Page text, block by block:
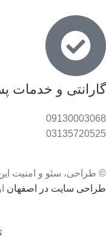
گارانتی و
09130003068
03135720525
© طراحی، سئو و امنیت
طراحی سایت در اصفهان